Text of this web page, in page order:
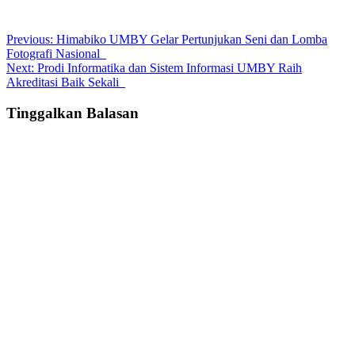
Post
navigation
Previous: Himabiko UMBY Gelar Pertunjukan Seni dan Lomba
Fotografi Nasional
Next: Prodi Informatika dan Sistem Informasi UMBY Raih
Akreditasi Baik Sekali
Tinggalkan Balasan